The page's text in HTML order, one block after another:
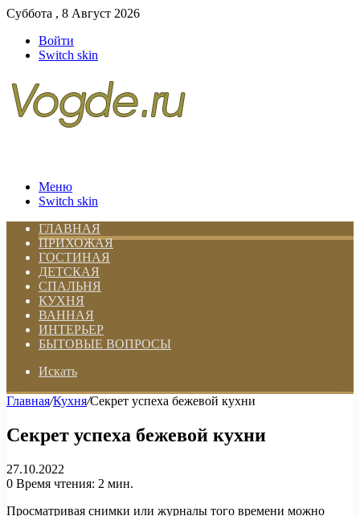
Суббота , 8 Август 2026
Войти
Switch skin
Меню
Switch skin
ГЛАВНАЯ
ПРИХОЖАЯ
ГОСТИНАЯ
ДЕТСКАЯ
СПАЛЬНЯ
КУХНЯ
ВАННАЯ
ИНТЕРЬЕР
БЫТОВЫЕ ВОПРОСЫ
Искать
Главная/Кухня/Секрет успеха бежевой кухни
Секрет успеха бежевой кухни
27.10.2022
0 Время чтения: 2 мин.
Просматривая снимки или журналы того времени можно